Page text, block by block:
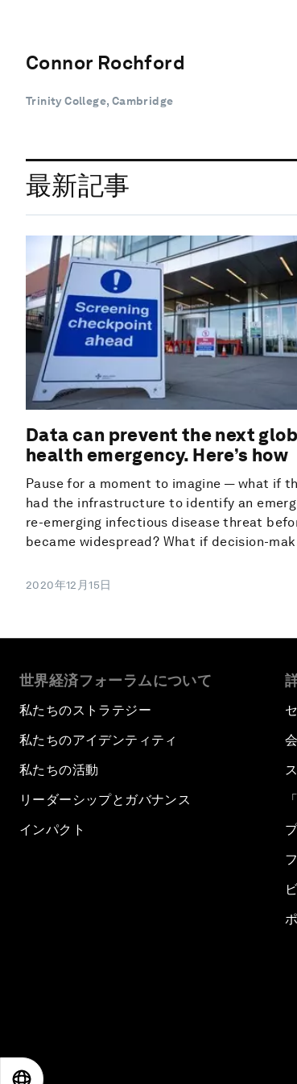
Connor Rochford
Trinity College, Cambridge
最新記事
Data can prevent the next
health emergency. Here’s how
Pause for a moment to imagine — what if
had the infrastructure to identify an
re-emerging infectious disease threat
became widespread? What if decision-
2020年12月15日
世界経済フォーラムについて
私たちのストラテジー
私たちのアイデンティティ
私たちの活動
リーダーシップとガバナンス
インパクト